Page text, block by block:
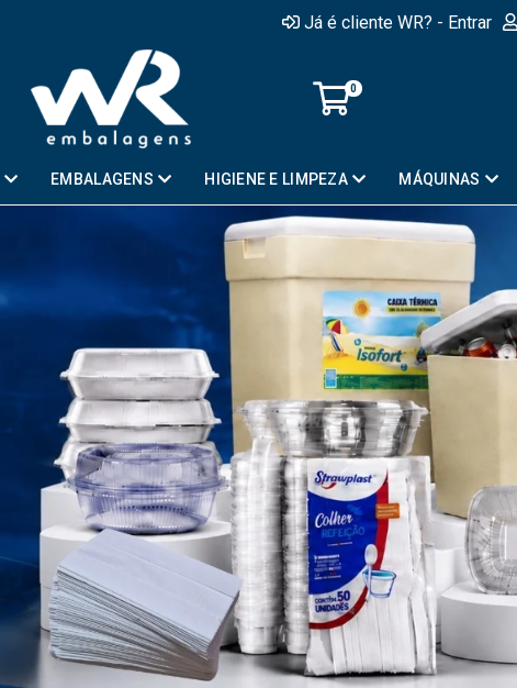
Já é cliente WR? - Entrar
0
EMBALAGENS HIGIENE E LIMPEZA MÁQUINAS